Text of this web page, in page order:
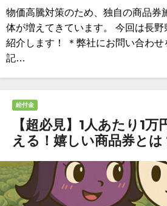
物価高騰対策のため、独自の商品券
体が増えてきています。 今回は長
紹介します！ ＊弊社にお問い合わ
記…
給付金
【超必見】1人あたり1
える！嬉しい商品券とは